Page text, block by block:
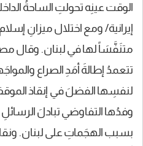
الوقت عينِه تحولتِ الساحةُ
إيرانية/ ومع اختلال ميزانِ
متنَفَّسَاً لها في لبنان. وقال
تتعمدُ إطالةَ أمَدِ الصراع
لنفسِها الفضلَ في إنقاذ
وفدُها التفاوضي تبادلَ
بسبب الهجَماتِ على لبنان.